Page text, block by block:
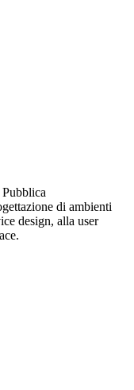
di ambienti
design, alla user